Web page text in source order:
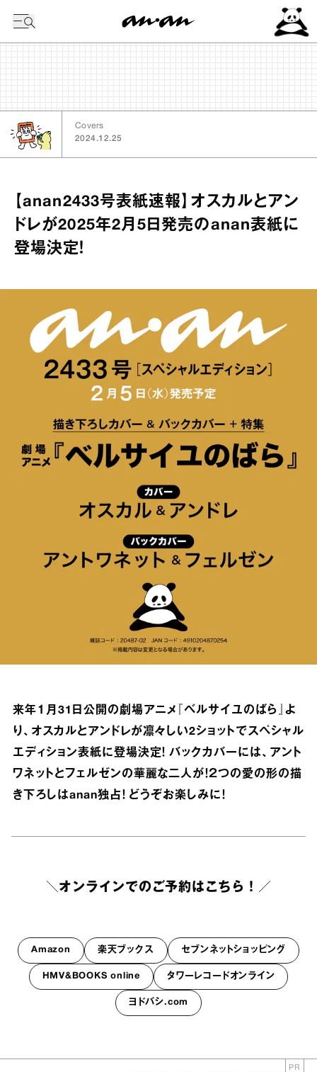
Covers
2024.12.25
【anan2433号表紙速報】オスカルとアン
ドレが2025年2月5日発売のanan表紙に
登場決定！
来年１月31日公開の劇場アニメ『ベルサイユのばら』よ
り、オスカルとアンドレが凛々しい2ショットでスペシャル
エディション表紙に登場決定！ バックカバーには、アント
ワネットとフェルゼンの華麗な二人が！２つの愛の形の描
き下ろしはanan独占！ どうぞお楽しみに！
＼オンラインでのご予約はこちら！／
Amazon 楽天ブックス セブンネットショッピング
HMV&BOOKS online タワーレコードオンライン
ヨドバシ.com
PR